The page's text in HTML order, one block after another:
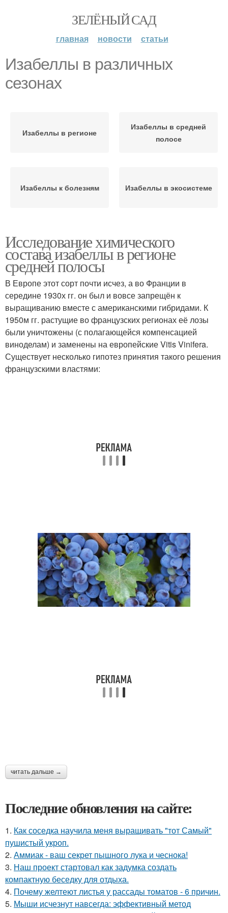
ЗЕЛЁНЫЙ САД
главная новости статьи
Изабеллы в различных
сезонах
Изабеллы в регионе
Изабеллы в средней
полосе
Изабеллы к болезням Изабеллы в экосистеме
Исследование химического
состава изабеллы в регионе
средней полосы
В Европе этот сорт почти исчез, а во Франции в
середине 1930х гг. он был и вовсе запрещён к
выращиванию вместе с американскими гибридами. К
1950м гг. растущие во французских регионах её лозы
были уничтожены (с полагающейся компенсацией
виноделам) и заменены на европейские Vitis Vinifera.
Существует несколько гипотез принятия такого решения
французскими властями:
читать дальше →
Последние обновления на сайте:
1. Как соседка научила меня выращивать "тот Самый"
пушистый укроп.
2. Аммиак - ваш секрет пышного лука и чеснока!
3. Наш проект стартовал как задумка создать
компактную беседку для отдыха.
4. Почему желтеют листья у рассады томатов - 6 причин.
5. Мыши исчезнут навсегда: эффективный метод